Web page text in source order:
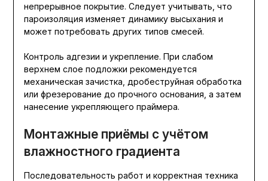
непрерывное покрытие. Следует учитывать, что
пароизоляция изменяет динамику высыхания и
может потребовать других типов смесей.
Контроль адгезии и укрепление. При слабом
верхнем слое подложки рекомендуется
механическая зачистка, дробеструйная обработка
или фрезерование до прочного основания, а затем
нанесение укрепляющего праймера.
Монтажные приёмы с учётом
влажностного градиента
Последовательность работ и корректная техника